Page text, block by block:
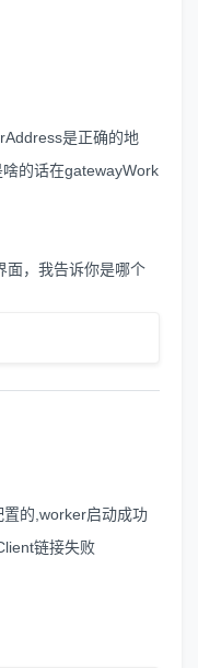
是正确的地
的话在gatewayWork
面，我告诉你是哪个
的,worker启动成功
链接失败